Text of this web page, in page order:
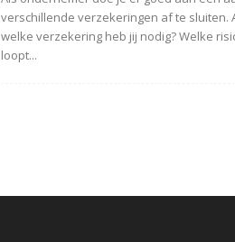
verschillende verzekeringen af te sluiten.
welke verzekering heb jij nodig? Welke
loopt...